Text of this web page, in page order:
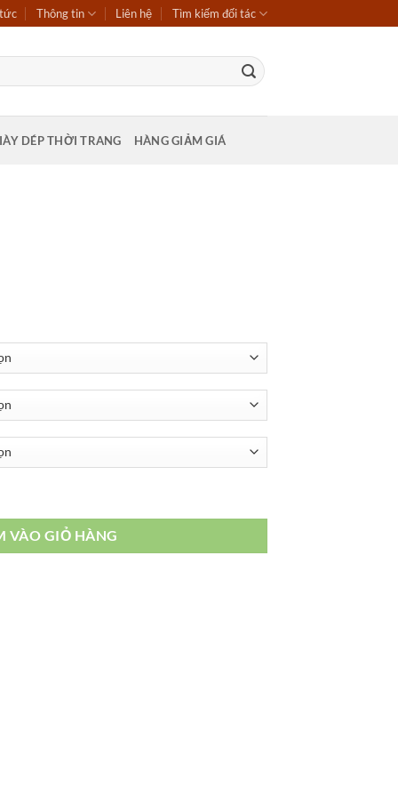
Thông tin Liên hệ Tìm kiếm đối tác
DÉP THỜI TRANG HÀNG GIẢM GIÁ
VÀO GIỎ HÀNG